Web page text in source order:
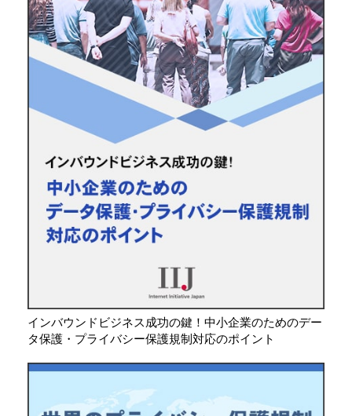
インバウンドビジネス成功の鍵！中小企業のためのデー
タ保護・プライバシー保護規制対応のポイント